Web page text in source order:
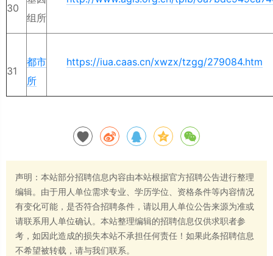
30
组所
31
都市
所
https://iua.caas.cn/xwzx/tzgg/279084.htm
声明：本站部分招聘信息内容由本站根据官方招聘公告进行整理
编辑。由于用人单位需求专业、学历学位、资格条件等内容情况
有变化可能，是否符合招聘条件，请以用人单位公告来源为准或
请联系用人单位确认。本站整理编辑的招聘信息仅供求职者参
考，如因此造成的损失本站不承担任何责任！如果此条招聘信息
不希望被转载，请与我们联系。